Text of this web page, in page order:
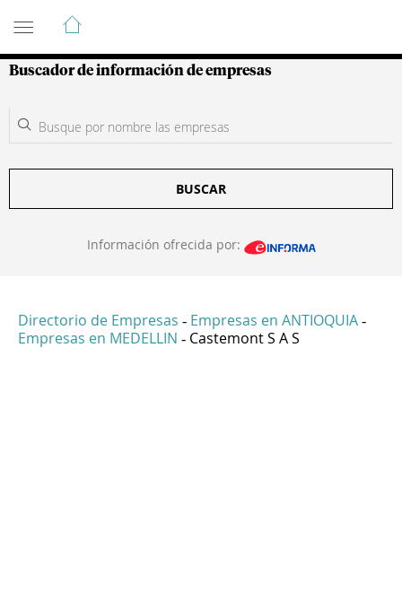
Guía de Empresas Colombianas
Buscador de información de empresas
BUSCAR
Información ofrecida por:
Directorio de Empresas - Empresas en ANTIOQUIA -
Empresas en MEDELLIN - Castemont S A S